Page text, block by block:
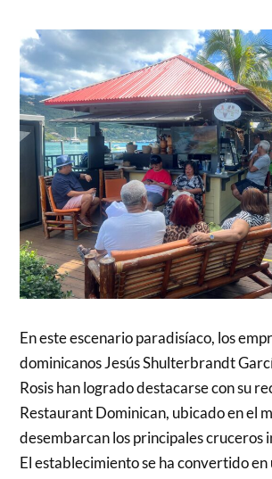
En este escenario paradisíaco, los
dominicanos Jesús Shulterbrandt
Rosis han logrado destacarse con su
Restaurant Dominican, ubicado en el
desembarcan los principales cruceros
El establecimiento se ha convertido en